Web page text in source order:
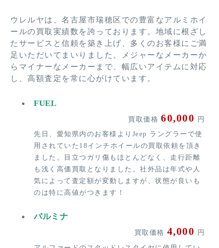
ウレルヤは、名古屋市瑞穂区での豊富なアルミホイ
ールの買取実績数を誇っております。地域に根ざし
たサービスと信頼を築き上げ、多くのお客様にご満
足いただいてまいりました。メジャーなメーカーか
らマイナーなメーカーまで、幅広いアイテムに対応
し、高額査定を常に心がけています。
FUEL
買取価格 60,000 円
先日、愛知県内のお客様よりJeep ラングラーで使
用されていた18インチホイールの買取依頼を頂き
ました。目立つガリ傷もほとんどなく、走行距離
も浅く高価買取となりました。社外品は年式や人
気によって査定額が変動しますが、状態が良いも
のは特に高値がつきます！
バルミナ
買取価格 4,000 円